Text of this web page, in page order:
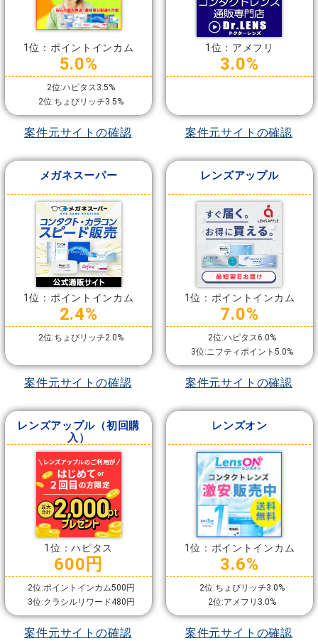
1位：ポイントインカム
5.0%
2位:ハピタス3.5%
2位:ちょびリッチ3.5%
案件元サイトの確認
1位：アメフリ
3.0%
案件元サイトの確認
メガネスーパー
1位：ポイントインカム
2.4%
2位:ちょびリッチ2.0%
案件元サイトの確認
レンズアップル
1位：ポイントインカム
7.0%
2位:ハピタス6.0%
3位:ニフティポイント5.0%
案件元サイトの確認
レンズアップル（初回購
入）
1位：ハピタス
600円
2位:ポイントインカム500円
3位:クラシルリワード480円
案件元サイトの確認
レンズオン
1位：ポイントインカム
3.6%
2位:ちょびリッチ3.0%
2位:アメフリ3.0%
案件元サイトの確認